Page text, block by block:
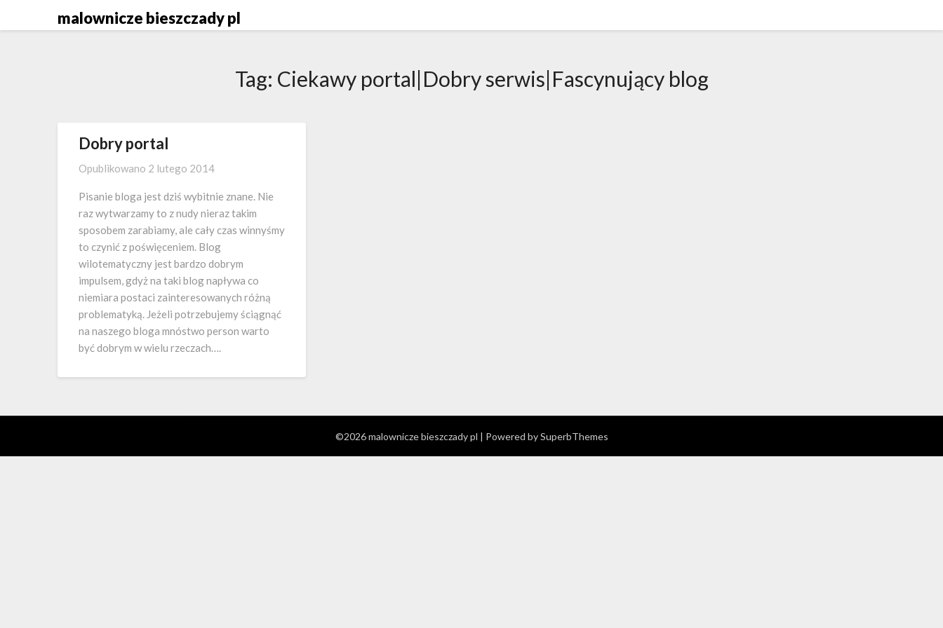
malownicze bieszczady pl
Tag: Ciekawy portal|Dobry serwis|Fascynujący blog
Dobry portal
Opublikowano 2 lutego 2014
Pisanie bloga jest dziś wybitnie znane. Nie
raz wytwarzamy to z nudy nieraz takim
sposobem zarabiamy, ale cały czas winnyśmy
to czynić z poświęceniem. Blog
wilotematyczny jest bardzo dobrym
impulsem, gdyż na taki blog napływa co
niemiara postaci zainteresowanych różną
problematyką. Jeżeli potrzebujemy ściągnąć
na naszego bloga mnóstwo person warto
być dobrym w wielu rzeczach….
©2026 malownicze bieszczady pl | Powered bySuperbThemes